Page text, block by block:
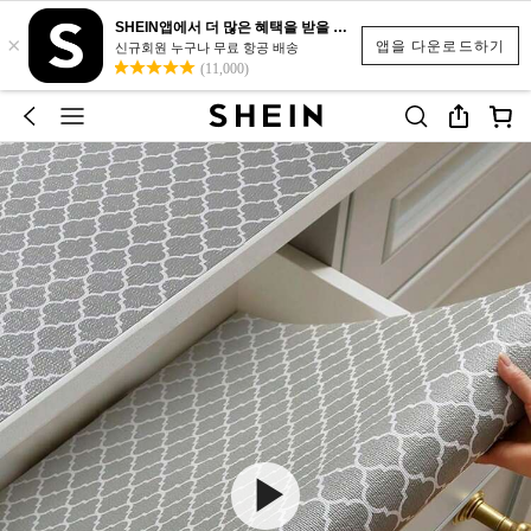
앱을 다운로드하기
×
SHEIN앱에서 더 많은 혜택을 받을 수 있어요.
신규회원 누구나 무료 항공 배송
(11,000)